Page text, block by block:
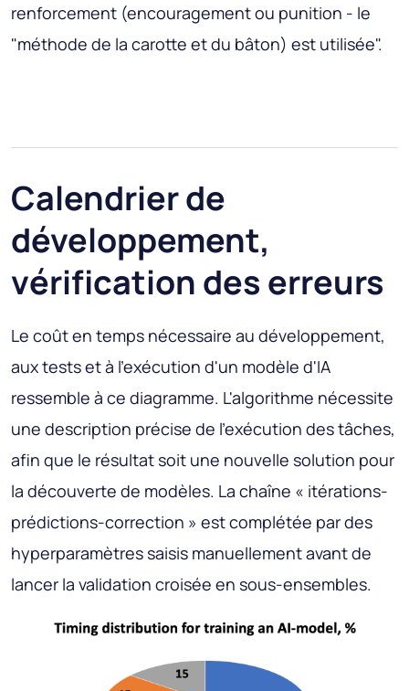
renforcement (encouragement ou punition - le
"méthode de la carotte et du bâton) est utilisée".
Calendrier de
développement,
vérification des erreurs
Le coût en temps nécessaire au développement,
aux tests et à l'exécution d'un modèle d'IA
ressemble à ce diagramme. L'algorithme nécessite
une description précise de l'exécution des tâches,
afin que le résultat soit une nouvelle solution pour
la découverte de modèles. La chaîne « itérations-
prédictions-correction » est complétée par des
hyperparamètres saisis manuellement avant de
lancer la validation croisée en sous-ensembles.